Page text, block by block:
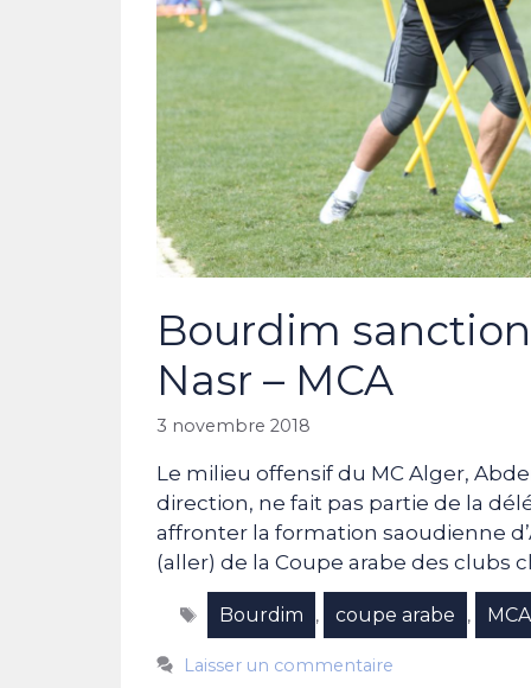
Bourdim
Nasr – MCA
3 novembre 2018
Le milieu offensif du MC Alger,
direction, ne fait pas partie de la
affronter la formation saoudienne
(aller) de la Coupe arabe des clubs
Étiquettes
Bourdim , coupe arabe , MCA
Laisser un commentaire